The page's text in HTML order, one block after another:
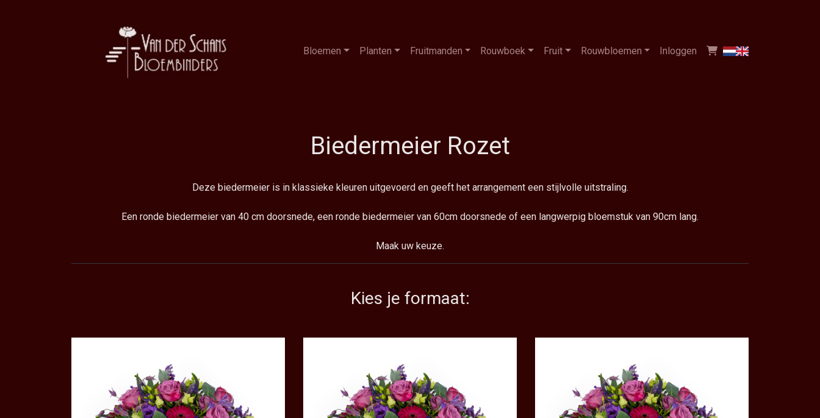
Bloemen Planten Fruitmanden Rouwboek Fruit Rouwbloemen Inloggen
Biedermeier Rozet
Deze biedermeier is in klassieke kleuren uitgevoerd en geeft het arrangement een stijlvolle uitstraling.
Een ronde biedermeier van 40 cm doorsnede, een ronde biedermeier van 60cm doorsnede of een langwerpig bloemstuk van 90cm lang.
Maak uw keuze.
Kies je formaat: